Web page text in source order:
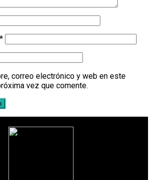
*
correo electrónico y web en este
vez que comente.